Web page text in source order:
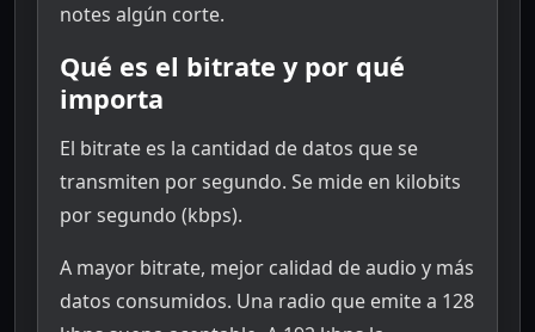
notes algún corte.
Qué es el bitrate y por qué
importa
El bitrate es la cantidad de datos que se
transmiten por segundo. Se mide en kilobits
por segundo (kbps).
A mayor bitrate, mejor calidad de audio y más
datos consumidos. Una radio que emite a 128